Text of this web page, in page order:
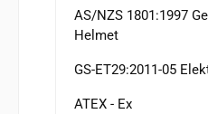
AS/NZS 1801:1997
Helmet
GS-ET29:2011-05
ATEX - Ex